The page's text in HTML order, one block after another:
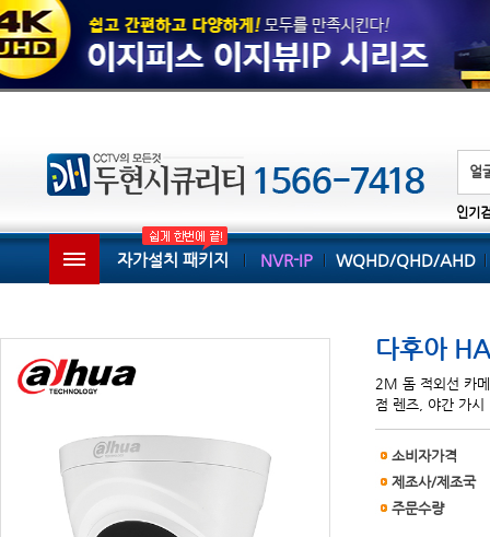
인기
자가설치 패키지 NVR-IP WQHD/QHD/AHD
다후아
2M 돔 적외선 카
점 렌즈, 야간 가
소비자가격
제조사/제조국
주문수량